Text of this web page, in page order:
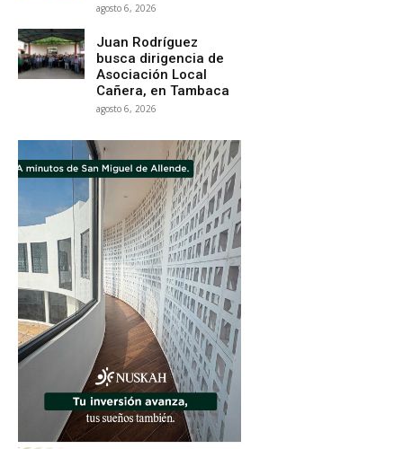
agosto 6, 2026
Juan Rodríguez
busca dirigencia de
Asociación Local
Cañera, en Tambaca
agosto 6, 2026